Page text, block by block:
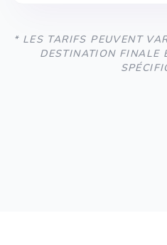
* LES TARIFS PEUVENT
DESTINATION FINALE